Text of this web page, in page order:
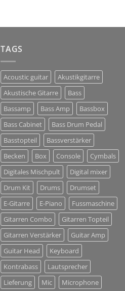
TAGS
Acoustic guitar
Akustikgitarre
Akustische Gitarre
Bass
Bassamp
Bass Amp
Bassbox
Bass Cabinet
Bass Drum Pedal
Basstopteil
Bassverstärker
Becken
Box Console
Cymbals
Digitales Mischpult
Digital mixer
Drum Kit
Drums
Drumset
E-Gitarre
E-Piano
Fussmaschine
Gitarren Combo
Gitarren Topteil
Gitarren Verstärker
Guitar Amp
Guitar Head
Keyboard
Kontrabass
Lautsprecher
Lieferung
Mic Microphone